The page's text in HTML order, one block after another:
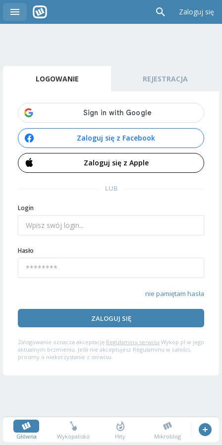
Zaloguj się
LOGOWANIE REJESTRACJA
Zaloguj się z Facebook
Zaloguj się z Apple
LUB
Login
Hasło
nie pamiętam hasła
ZALOGUJ SIĘ
Zalogowanie oznacza akceptację Regulaminu serwisu Wykop.pl w jego
aktualnym brzmieniu. Jeśli nie akceptujesz Regulaminu w całości,
prosimy o niekorzystanie z serwisu.
Główna Wykopalisko Hity Mikroblog